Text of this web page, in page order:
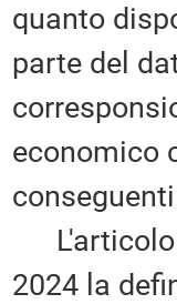
quanto
parte del
economico
L'articolo
2024 la